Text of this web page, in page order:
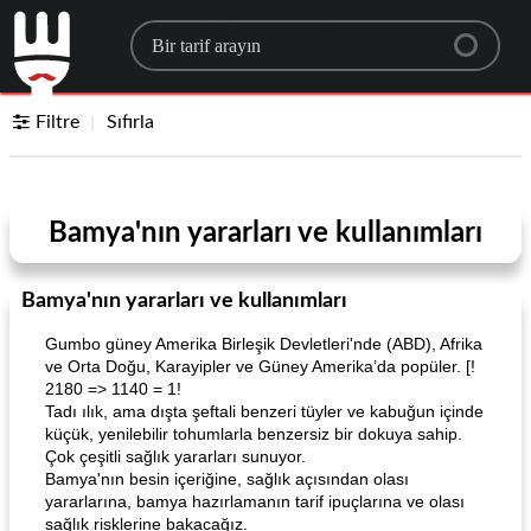
Search for a recipe
Filtre Sıfırla
Bamya'nın yararları ve kullanımları
Bamya'nın yararları ve kullanımları
Gumbo güney Amerika Birleşik Devletleri'nde (ABD), Afrika
ve Orta Doğu, Karayipler ve Güney Amerika’da popüler. [!
2180 => 1140 = 1!
Tadı ılık, ama dışta şeftali benzeri tüyler ve kabuğun içinde
küçük, yenilebilir tohumlarla benzersiz bir dokuya sahip.
Çok çeşitli sağlık yararları sunuyor.
Bamya'nın besin içeriğine, sağlık açısından olası
yararlarına, bamya hazırlamanın tarif ipuçlarına ve olası
sağlık risklerine bakacağız.